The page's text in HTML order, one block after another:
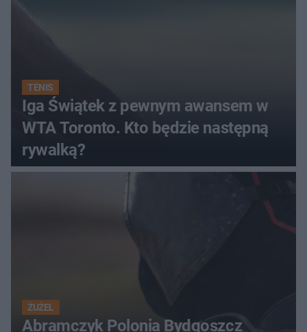
TENIS
Iga Świątek z pewnym awansem w
WTA Toronto. Kto będzie następną
rywalką?
ŻUŻEL
Abramczyk Polonia Bydgoszcz